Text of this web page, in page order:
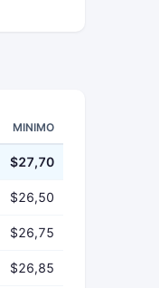
MINIMO
$27,70
$26,50
$26,75
$26,85